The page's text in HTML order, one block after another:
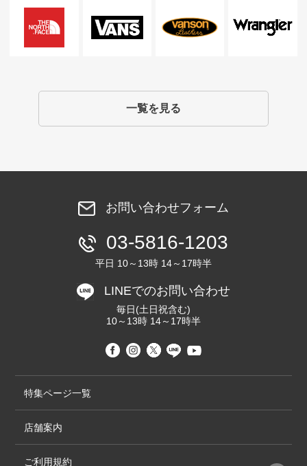
一覧を見る
お問い合わせフォーム
03-5816-1203
平日 10～13時 14～17時半
LINEでのお問い合わせ
毎日(土日祝含む)
10～13時 14～17時半
特集ページ一覧
店舗案内
ご利用規約